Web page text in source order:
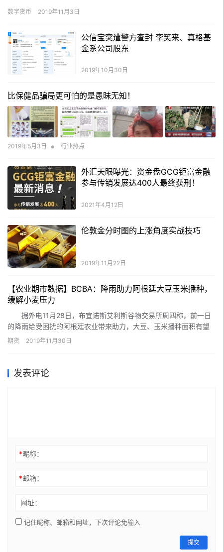
数字货币 2019年11月3日
公信宝突遭警方查封 李笑来、真格基
金系公司股东
2019年10月30日
比保健品骗局更可怕的是愚昧无知！
2019年5月3日 • 行业热点
外汇天眼曝光：资金盘GCG钜富金融
参与传销发展达400人最终获刑！
2021年4月12日
伦敦金分时图的上涨角度实战技巧
2019年11月22日
【农业期市数据】BCBA：降雨助力阿根廷大豆玉米播种，
缓解小麦压力
据外电11月28日，布宜诺斯艾利斯谷物交易所周四称，前一日
的降雨给受困扰的阿根廷农业带来助力，大豆、玉米播种面积有望
扩大，小麦作物压力也将得到缓解。阿根廷农业部因西部和南部地
根廷大豆播种率达到39%，玉米播种率为46.2%。目前小麦收割率
期货 2019年11月30日
发表评论
*昵称：
*邮箱：
网址：
记住昵称、邮箱和网址，下次评论免输入
提交